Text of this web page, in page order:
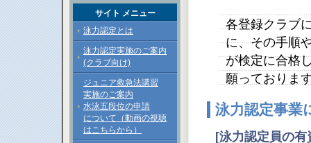
各登録クラブ
に、その手順
が検定に合格
願っておりま
泳力認定事業
[泳力認定員の
サイト メニュー
泳力認定とは
泳力認定実施のご案内
(クラブ向け)
ジュニア救急法講習
実施のご案内
水泳五段位の申請
について（動画の視聴
はこちらから）